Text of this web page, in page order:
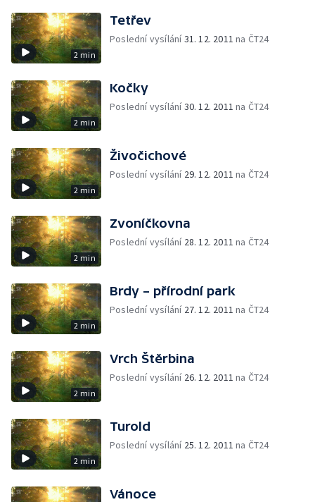
2 min
Tetřev
Poslední vysílání31. 12. 2011 na ČT24
2 min
Kočky
Poslední vysílání30. 12. 2011 na ČT24
2 min
Živočichové
Poslední vysílání 29. 12. 2011 na ČT24
2 min
Zvoníčkovna
Poslední vysílání 28. 12. 2011 na ČT24
2 min
Brdy – přírodní park
Poslední vysílání 27. 12. 2011 na ČT24
2 min
Vrch Štěrbina
Poslední vysílání 26. 12. 2011 na ČT24
2 min
Turold
Poslední vysílání 25. 12. 2011 na ČT24
Vánoce